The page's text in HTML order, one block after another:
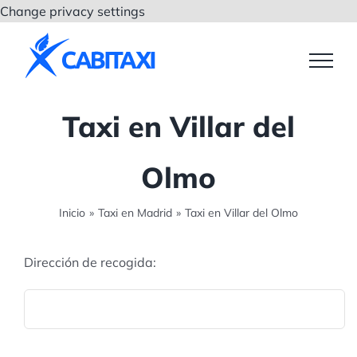
Change privacy settings
contenido
Taxi en Villar del
Olmo
Inicio » Taxi en Madrid » Taxi en Villar del Olmo
Dirección de recogida: